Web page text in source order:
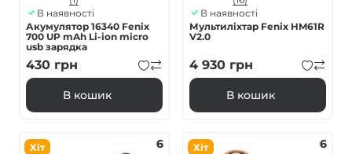
В наявності
Акумулятор 16340 Fenix
700 UP mAh Li-ion micro
usb зарядка
430 грн
В кошик
В наявності
Мультиліхтар Fenix HM61R
V2.0
4 930 грн
В кошик
Хіт
6
Хіт
6